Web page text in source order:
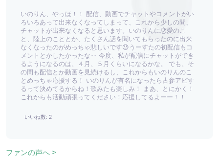
いのりん、やっほ！！ 配信、動画でチャットやコメントがい
ろいろあって出来なくなってしまって、これから少しの間、
チャットが出来なくなると思います。いのりんに恋愛のこ
と、陸上のこととか、たくさん話を聞いてもらったのに出来
なくなったのがめっちゃ悲しいです😓うーすたの初配信もコ
メントとかしたかったな‥ 今度、私が配信にチャットができ
るようになるのは、４月、５月くらいになるかな。 でも、そ
の間も配信とか動画を見続けるし、これからもいのりんのこ
とめっちゃ応援する！ いのりんが有名になったら古参アピす
るって決めてるからね！歌みたも楽しみ！ まあ、とにかく！
これからも活動頑張ってください！応援してるよーー！！
いいね数: 2
ファンの声へ >